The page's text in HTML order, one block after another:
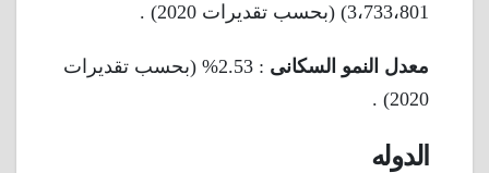
3،733،801) (بحسب تقديرات 2020) .
معدل النمو السكانى
: 2.53% (بحسب تقديرات
2020) .
الدوله